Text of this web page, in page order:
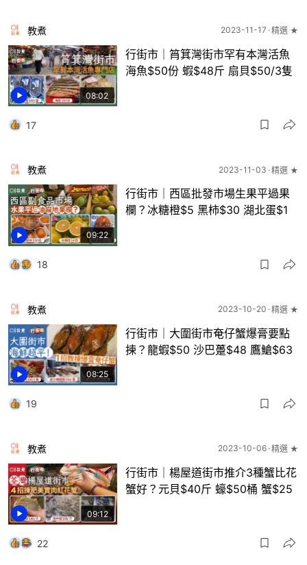
08:02
教煮 2023-11-17 精選 ★
行街市｜筲箕灣街市罕有本灣活魚
海魚$50份 蝦$48斤 扇貝$50/3隻
17
09:22
教煮 2023-11-03 精選 ★
行街市｜西區批發市場生果平過果
欄？冰糖橙$5 黑柿$30 湖北蛋$1
18
08:25
教煮 2023-10-20 精選 ★
行街市｜大圍街市奄仔蟹爆膏要點
揀？龍蝦$50 沙巴躉$48 鷹䱽$63
19
09:12
教煮 2023-10-06 精選 ★
行街市｜楊屋道街市推介3種蟹比花
蟹好？元貝$40斤 蠔$50桶 蟹$25
22